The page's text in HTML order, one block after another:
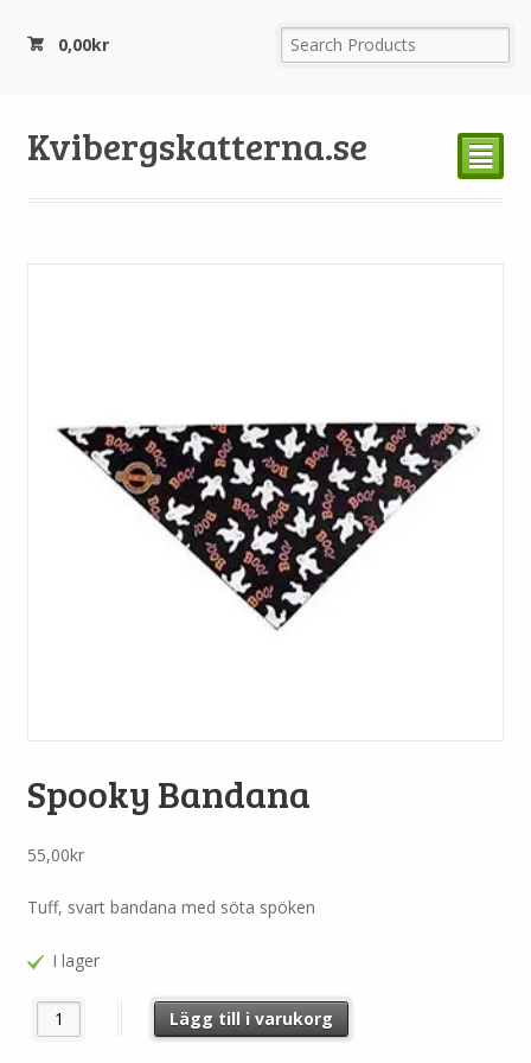
0,00kr
Kvibergskatterna.se ²
Spooky Bandana
55,00kr
Tuff, svart bandana med söta spöken
I lager
Spooky Bandana mängdLägg till i varukorg